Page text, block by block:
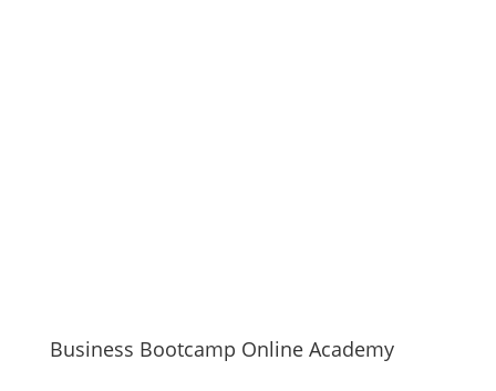
Business Bootcamp Online Academy